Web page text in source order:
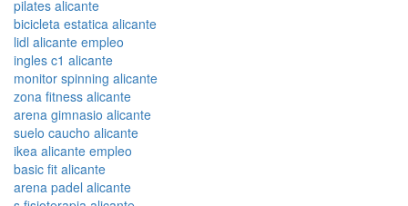
pilates alicante
bicicleta estatica alicante
lidl alicante empleo
ingles c1 alicante
monitor spinning alicante
zona fitness alicante
arena gimnasio alicante
suelo caucho alicante
ikea alicante empleo
basic fit alicante
arena padel alicante